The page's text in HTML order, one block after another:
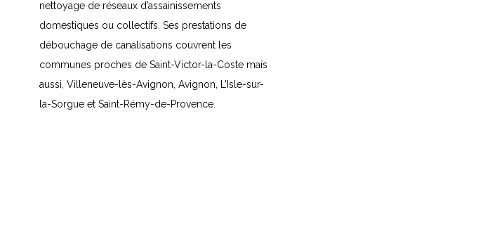
nettoyage de réseaux d’assainissements
domestiques ou collectifs. Ses prestations de
débouchage de canalisations couvrent les
communes proches de Saint-Victor-la-Coste mais
aussi, Villeneuve-lès-Avignon, Avignon, L’Isle-sur-
la-Sorgue et Saint-Rémy-de-Provence.